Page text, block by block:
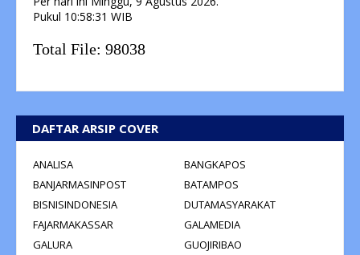
Pukul 10:58:31 WIB
Total File: 98038
DAFTAR ARSIP COVER
ANALISA
BANGKAPOS
BANJARMASINPOST
BATAMPOS
BISNISINDONESIA
DUTAMASYARAKAT
FAJARMAKASSAR
GALAMEDIA
GALURA
GUOJIRIBAO